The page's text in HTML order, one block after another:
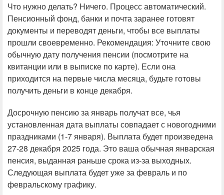
Что нужно делать? Ничего. Процесс автоматический.
Пенсионный фонд, банки и почта заранее готовят
документы и переводят деньги, чтобы все выплаты
прошли своевременно. Рекомендация: Уточните свою
обычную дату получения пенсии (посмотрите на
квитанции или в выписке по карте). Если она
приходится на первые числа месяца, будьте готовы
получить деньги в конце декабря.
Досрочную пенсию за январь получат все, чья
установленная дата выплаты совпадает с новогодними
праздниками (1-7 января). Выплата будет произведена
27-28 декабря 2025 года. Это ваша обычная январская
пенсия, выданная раньше срока из-за выходных.
Следующая выплата будет уже за февраль и по
февральскому графику.